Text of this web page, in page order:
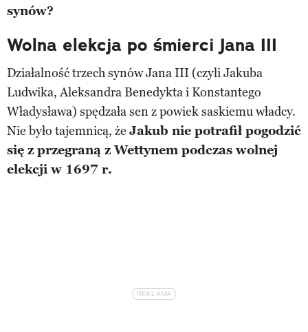
synów?
Wolna elekcja po śmierci Jana III
Działalność trzech synów Jana III (czyli Jakuba
Ludwika, Aleksandra Benedykta i Konstantego
Władysława) spędzała sen z powiek saskiemu władcy.
Nie było tajemnicą, że Jakub nie potrafił pogodzić
się z przegraną z Wettynem podczas wolnej
elekcji w 1697 r.